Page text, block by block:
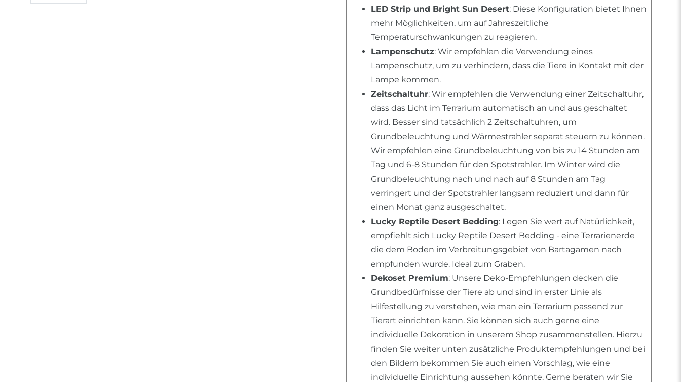
LED Strip und Bright Sun Desert: Diese Konfiguration bietet Ihnen
mehr Möglichkeiten, um auf Jahreszeitliche
Temperaturschwankungen zu reagieren.
Lampenschutz: Wir empfehlen die Verwendung eines
Lampenschutz, um zu verhindern, dass die Tiere in Kontakt mit der
Lampe kommen.
Zeitschaltuhr: Wir empfehlen die Verwendung einer Zeitschaltuhr,
dass das Licht im Terrarium automatisch an und aus geschaltet
wird. Besser sind tatsächlich 2 Zeitschaltuhren, um
Grundbeleuchtung und Wärmestrahler separat steuern zu können.
Wir empfehlen eine Grundbeleuchtung von bis zu 14 Stunden am
Tag und 6-8 Stunden für den Spotstrahler. Im Winter wird die
Grundbeleuchtung nach und nach auf 8 Stunden am Tag
verringert und der Spotstrahler langsam reduziert und dann für
einen Monat ganz ausgeschaltet.
Lucky Reptile Desert Bedding: Legen Sie wert auf Natürlichkeit,
empfiehlt sich Lucky Reptile Desert Bedding - eine Terrarienerde
die dem Boden im Verbreitungsgebiet von Bartagamen nach
empfunden wurde. Ideal zum Graben.
Dekoset Premium: Unsere Deko-Empfehlungen decken die
Grundbedürfnisse der Tiere ab und sind in erster Linie als
Hilfestellung zu verstehen, wie man ein Terrarium passend zur
Tierart einrichten kann. Sie können sich auch gerne eine
individuelle Dekoration in unserem Shop zusammenstellen. Hierzu
finden Sie weiter unten zusätzliche Produktempfehlungen und bei
den Bildern bekommen Sie auch einen Vorschlag, wie eine
individuelle Einrichtung aussehen könnte. Gerne beraten wir Sie